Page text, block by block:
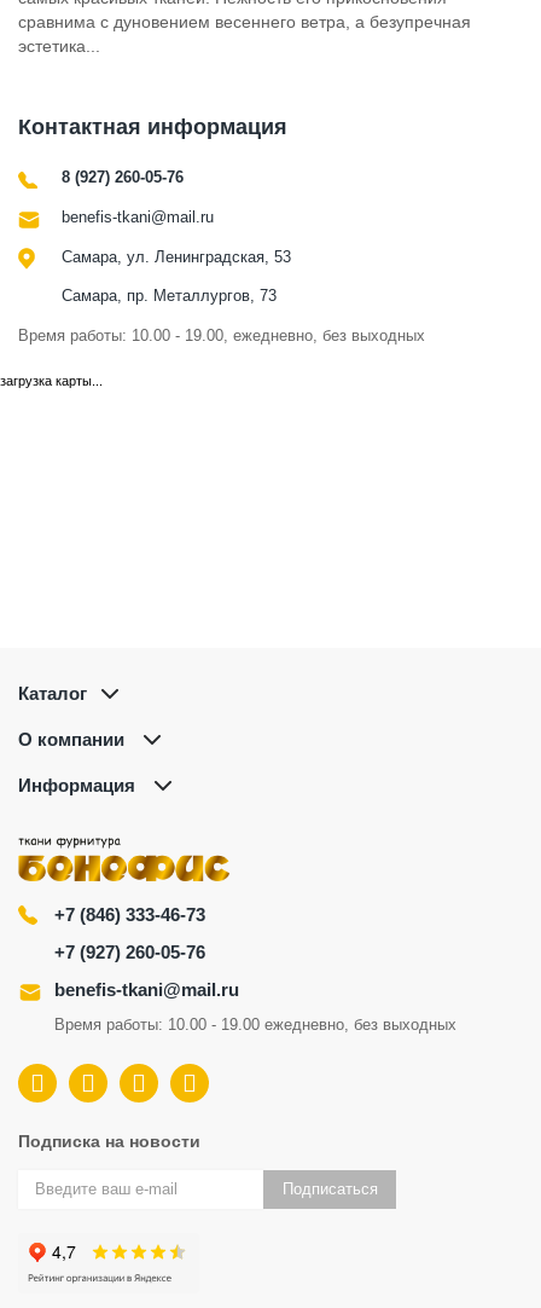
сравнима с дуновением весеннего ветра, а безупречная
эстетика...
Контактная информация
8 (927) 260-05-76
benefis-tkani@mail.ru
Самара, ул. Ленинградская, 53
Самара, пр. Металлургов, 73
Время работы: 10.00 - 19.00, ежедневно, без выходных
загрузка карты...
Каталог
О компании
Информация
+7 (846) 333-46-73
+7 (927) 260-05-76
benefis-tkani@mail.ru
Время работы: 10.00 - 19.00 ежедневно, без выходных
Подписка на новости
Подписаться